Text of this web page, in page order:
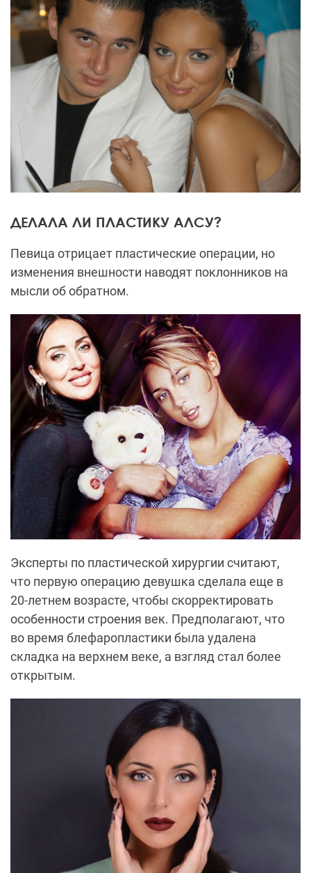
ДЕЛАЛА ЛИ ПЛАСТИКУ АЛСУ?
Певица отрицает пластические операции, но
изменения внешности наводят поклонников на
мысли об обратном.
Эксперты по пластической хирургии считают,
что первую операцию девушка сделала еще в
20-летнем возрасте, чтобы скорректировать
особенности строения век. Предполагают, что
во время блефаропластики была удалена
складка на верхнем веке, а взгляд стал более
открытым.